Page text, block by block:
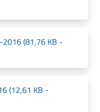
(81,76 KB -
(12,61 KB -